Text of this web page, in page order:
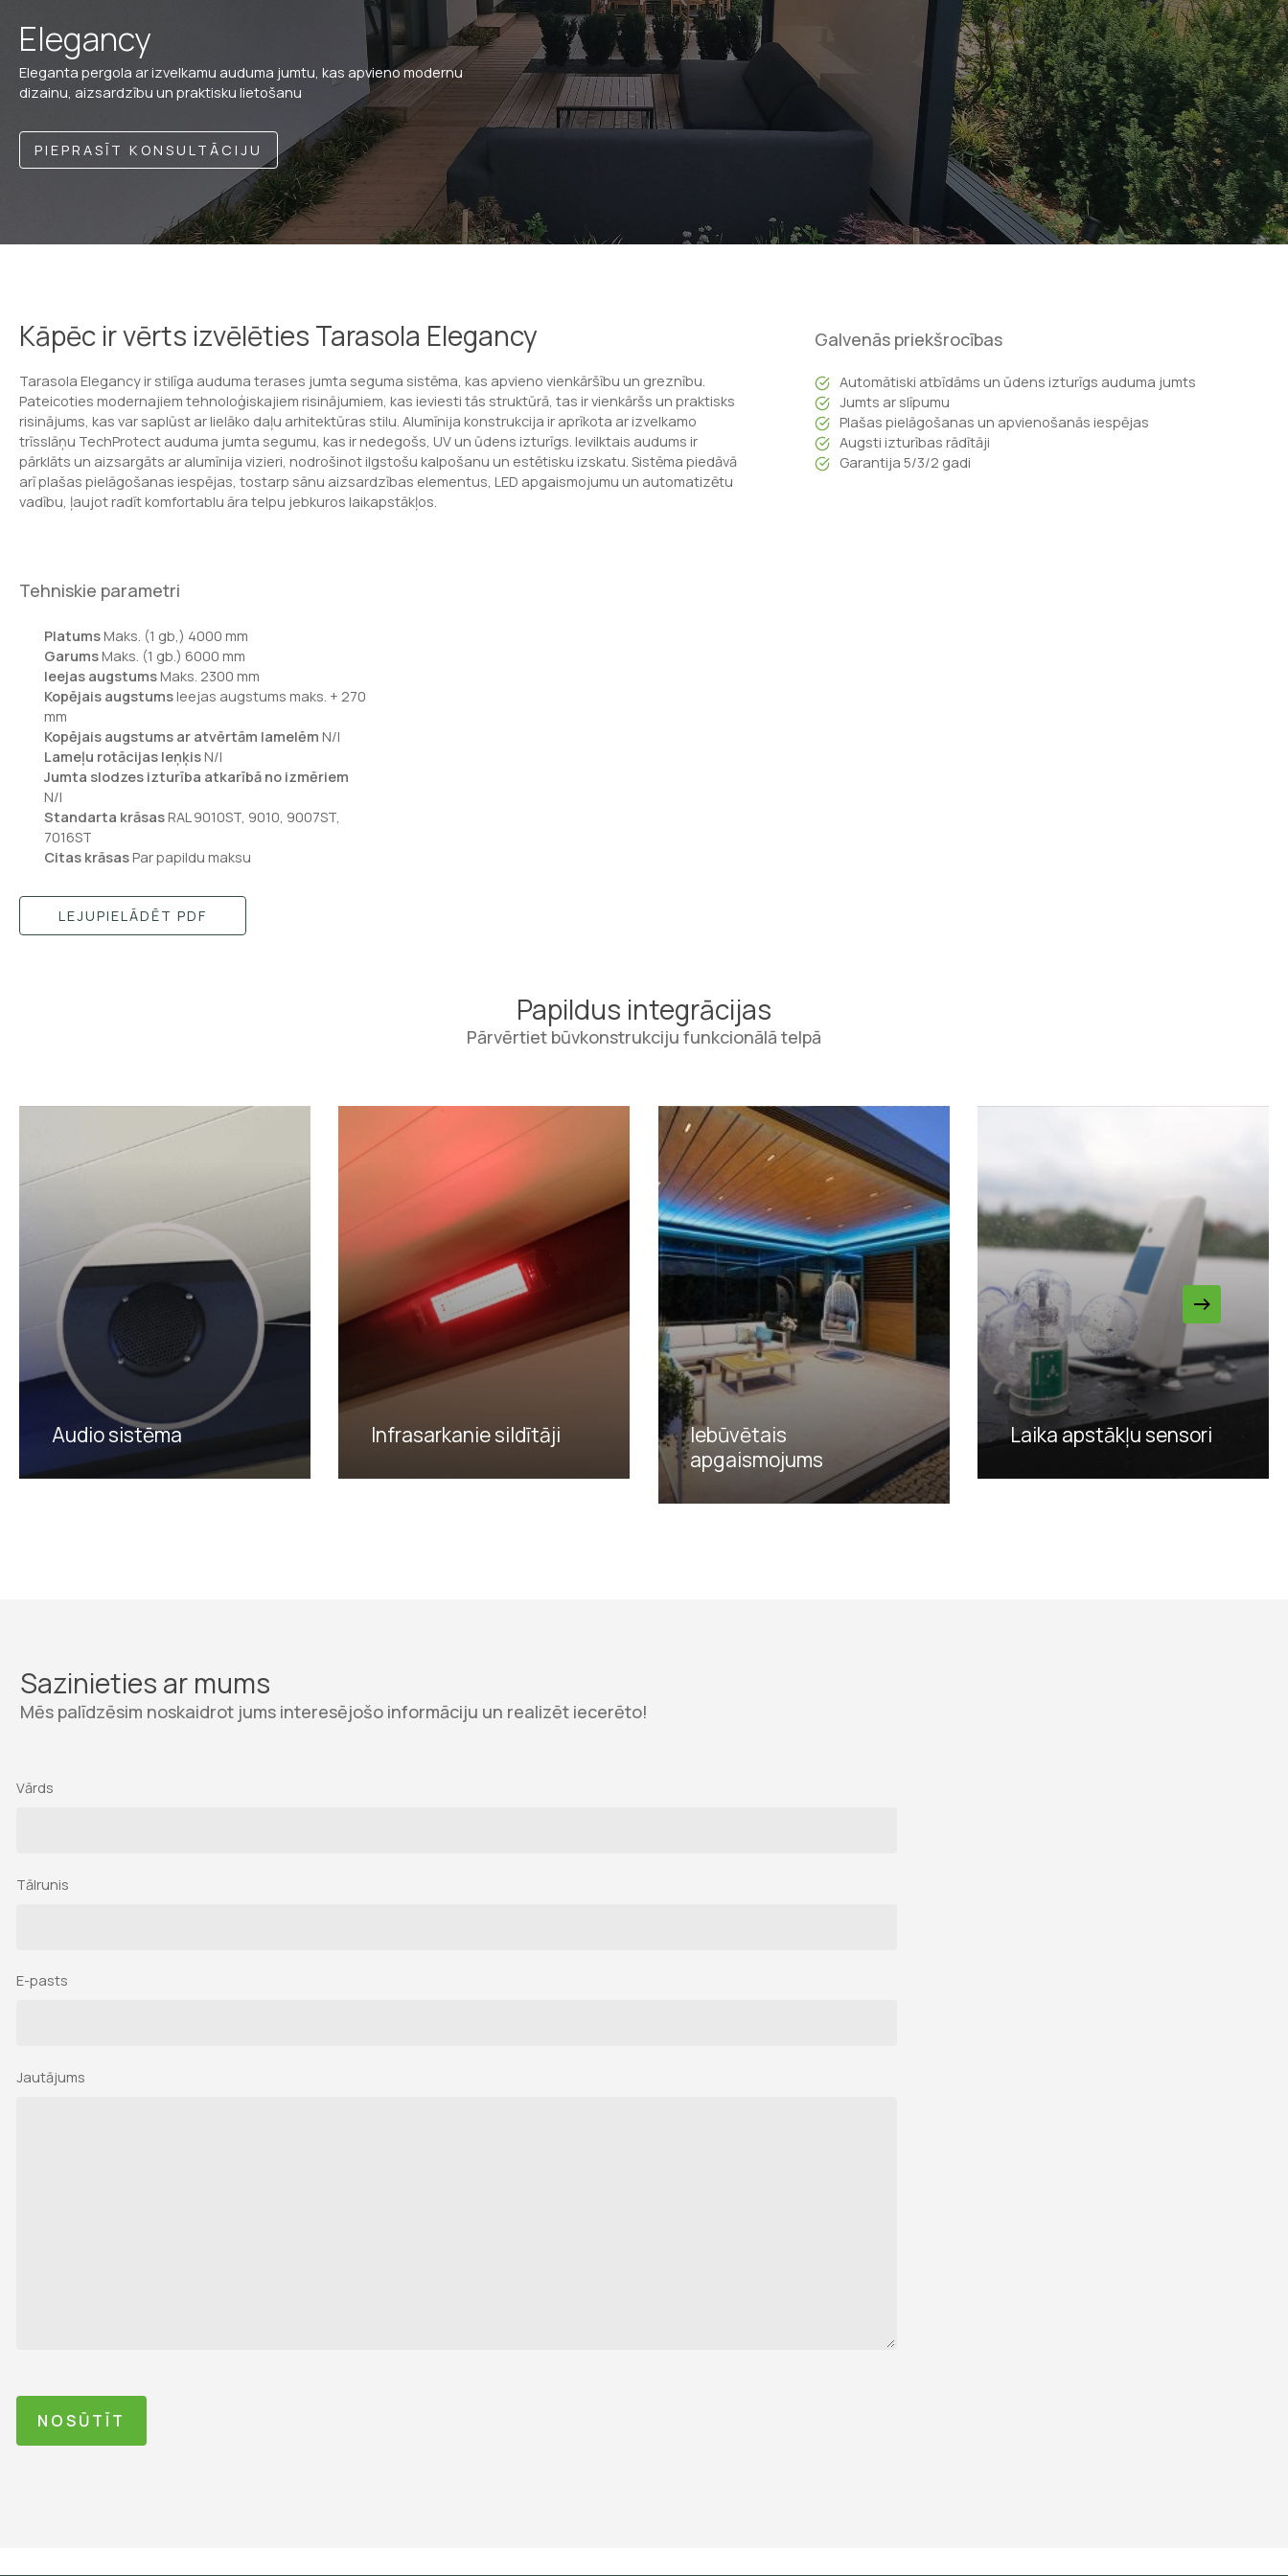
Elegancy
Eleganta pergola ar izvelkamu auduma jumtu, kas apvieno modernu
dizainu, aizsardzību un praktisku lietošanu
PIEPRASĪT KONSULTĀCIJU
Kāpēc ir vērts izvēlēties Tarasola Elegancy
Tarasola Elegancy ir stilīga auduma terases jumta seguma sistēma, kas apvieno vienkāršību un greznību.
Pateicoties modernajiem tehnoloģiskajiem risinājumiem, kas ieviesti tās struktūrā, tas ir vienkāršs un praktisks
risinājums, kas var saplūst ar lielāko daļu arhitektūras stilu. Alumīnija konstrukcija ir aprīkota ar izvelkamo
trīsslāņu TechProtect auduma jumta segumu, kas ir nedegošs, UV un ūdens izturīgs. Ievilktais audums ir
pārklāts un aizsargāts ar alumīnija vizieri, nodrošinot ilgstošu kalpošanu un estētisku izskatu. Sistēma piedāvā
arī plašas pielāgošanas iespējas, tostarp sānu aizsardzības elementus, LED apgaismojumu un automatizētu
vadību, ļaujot radīt komfortablu āra telpu jebkuros laikapstākļos.
Galvenās priekšrocības
Automātiski atbīdāms un ūdens izturīgs auduma jumts
Jumts ar slīpumu
Plašas pielāgošanas un apvienošanās iespējas
Augsti izturības rādītāji
Garantija 5/3/2 gadi
Tehniskie parametri
PlatumsMaks. (1 gb,) 4000 mm
GarumsMaks. (1 gb.) 6000 mm
Ieejas augstumsMaks. 2300 mm
Kopējais augstumsIeejas augstums maks. + 270
mm
Kopējais augstums ar atvērtām lamelēm N/I
Lameļu rotācijas leņķisN/I
Jumta slodzes izturība atkarībā no izmēriem
N/I
Standarta krāsasRAL 9010ST, 9010, 9007ST,
7016ST
Citas krāsasPar papildu maksu
LEJUPIELĀDĒT PDF
Papildus integrācijas
Pārvērtiet būvkonstrukciju funkcionālā telpā
Audio sistēma Infrasarkanie sildītāji
Iebūvētais
apgaismojums
Laika apstākļu sensori
Sazinieties ar mums
Mēs palīdzēsim noskaidrot jums interesējošo informāciju un realizēt iecerēto!
Vārds
Tālrunis
E-pasts
Jautājums